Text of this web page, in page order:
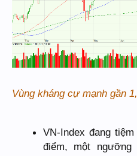
Vùng kháng cự mạnh gần
VN-Index đang
điểm, một